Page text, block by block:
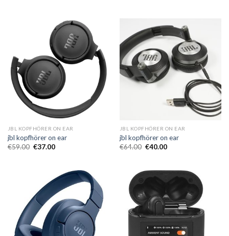
JBL KOPFHÖRER ON EAR
jbl kopfhörer on ear
€59.00 €37.00
JBL KOPFHÖRER ON EAR
jbl kopfhörer on ear
€64.00 €40.00